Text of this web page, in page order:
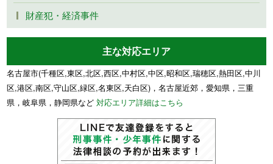
財産犯・経済事件
主な対応エリア
名古屋市(千種区,東区,北区,西区,中村区,中区,昭和区,瑞穂区,熱田区,中川
区,港区,南区,守山区,緑区,名東区,天白区)，名古屋近郊，愛知県，三重
県，岐阜県，静岡県など対応エリア詳細はこちら